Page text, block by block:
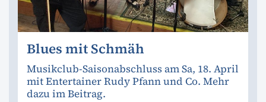
Blues mit Schmäh
Musikclub-Saisonabschluss am Sa, 18. April
mit Entertainer Rudy Pfann und Co. Mehr
dazu im Beitrag.